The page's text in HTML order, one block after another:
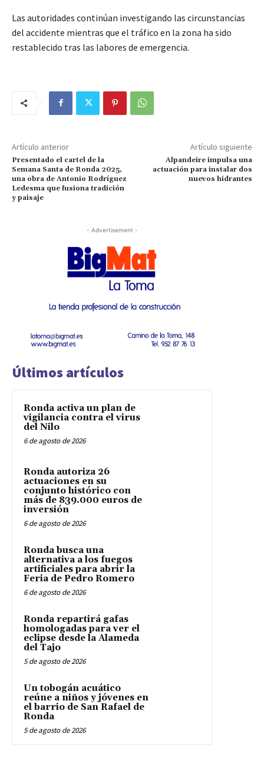
Las autoridades continúan investigando las circunstancias
del accidente mientras que el tráfico en la zona ha sido
restablecido tras las labores de emergencia.
Artículo anterior
Presentado el cartel de la
Semana Santa de Ronda 2025,
una obra de Antonio Rodríguez
Ledesma que fusiona tradición
y paisaje
Artículo siguiente
Alpandeire impulsa una
actuación para instalar dos
nuevos hidrantes
- Advertisement -
Últimos artículos
Ronda activa un plan de
vigilancia contra el virus
del Nilo
6 de agosto de 2026
Ronda autoriza 26
actuaciones en su
conjunto histórico con
más de 839.000 euros de
inversión
6 de agosto de 2026
Ronda busca una
alternativa a los fuegos
artificiales para abrir la
Feria de Pedro Romero
6 de agosto de 2026
Ronda repartirá gafas
homologadas para ver el
eclipse desde la Alameda
del Tajo
5 de agosto de 2026
Un tobogán acuático
reúne a niños y jóvenes en
el barrio de San Rafael de
Ronda
5 de agosto de 2026